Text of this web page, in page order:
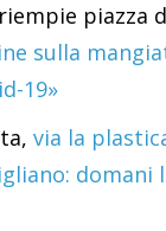
piazza
sulla
19»
via la
domani